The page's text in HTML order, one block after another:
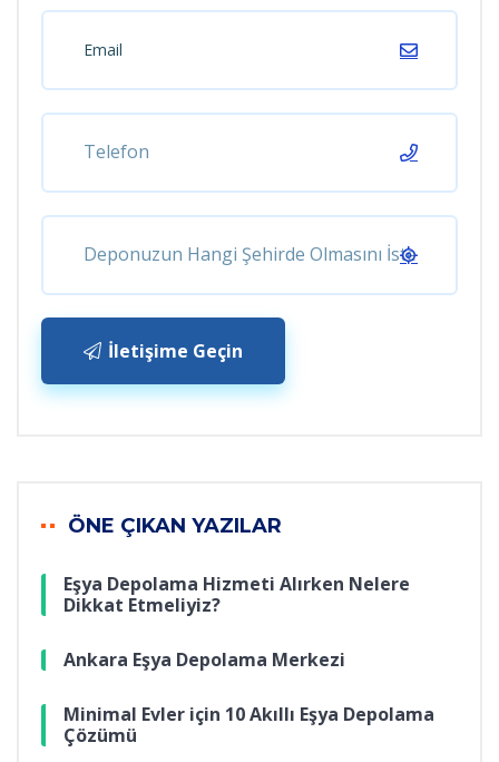
İletişime Geçin
ÖNE ÇIKAN YAZILAR
Eşya Depolama Hizmeti Alırken Nelere
Dikkat Etmeliyiz?
Ankara Eşya Depolama Merkezi
Minimal Evler için 10 Akıllı Eşya Depolama
Çözümü